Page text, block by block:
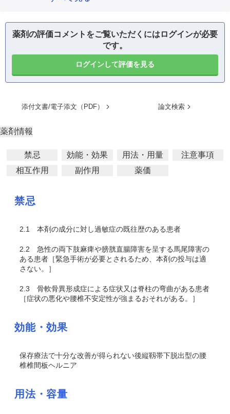
薬剤の評価コメントをご覧いただくにはログインが必要
です。
ログインして評価を見る
添付文書/電子添文（PDF） 論文検索
薬剤情報
禁忌 効能・効果 用法・用量
注意事項
相互作用
副作用 薬価
禁忌
2.1 本剤の成分に対し過敏症の既往歴のある患者
2.2 急性の両下肢麻痺や膀胱直腸障害を呈する馬尾障害の
ある患者［緊急手術が必要とされるため、本剤の投与は適
さない。］
2.3 骨軟骨異形成症による症状又は脊柱の弯曲がある患者
［症状の悪化や腰椎不安定性が強まるおそれがある。］
効能・効果
保存療法で十分な改善が得られない後縦靱帯下脱出型の腰
椎椎間板ヘルニア
用法・容量